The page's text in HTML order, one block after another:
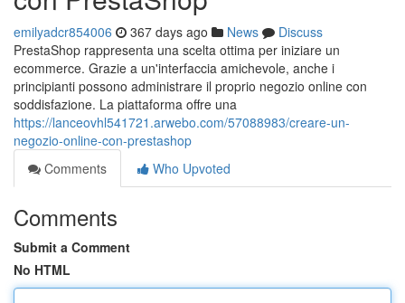
emilyadcr854006 367 days ago News
Discuss
PrestaShop rappresenta una scelta ottima per iniziare un
ecommerce. Grazie a un'interfaccia amichevole, anche i
principianti possono administrare il proprio negozio online con
soddisfazione. La piattaforma offre una
https://lanceovhl541721.arwebo.com/57088983/creare-un-
negozio-online-con-prestashop
Comments
Who Upvoted
Comments
Submit a Comment
No HTML